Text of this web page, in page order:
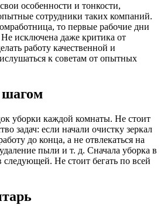
особенности и тонкости,
сотрудники таких компаний.
то первые рабочие дни
исключена даже критика от
работу качественной и
к советам от опытных
шагом
уборки каждой комнаты. Не стоит
задач: если начали очистку зеркал
до конца, а не отвлекаться на
пыли и т. д. Сначала уборка в
Не стоит бегать по всей